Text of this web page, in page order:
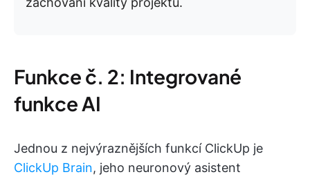
Funkce č. 2: Integrované
funkce AI
Jednou z nejvýraznějších funkcí ClickUp je
ClickUp Brain, jeho neuronový asistent